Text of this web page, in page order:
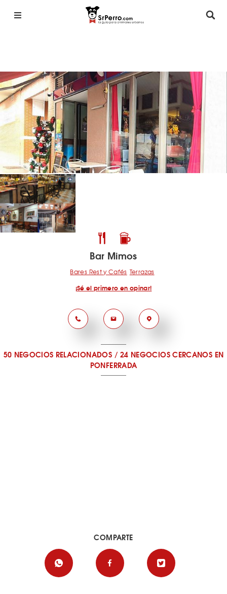
Bar Mimos
Bares Rest y Cafés Terrazas
¡Sé el primero en opinar!
50 NEGOCIOS RELACIONADOS/24 NEGOCIOS CERCANOS EN
PONFERRADA
COMPARTE